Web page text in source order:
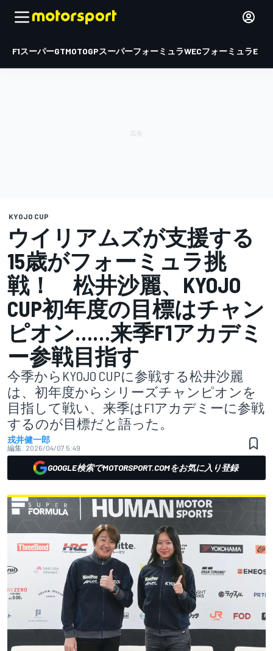
F1スーパーGTMOTOGPスーパーフォーミュラWECフォーミュラE
KYOJO CUP
ウイリアムズが支援する
15歳がフォーミュラ挑
戦！ 松井沙麗、KYOJO
CUP初年度の目標はチャン
ピオン……来季F1アカデミ
ー参戦目指す
今季からKYOJO CUPに参戦する松井沙麗
は、初年度からシリーズチャンピオンを
目指して戦い、来季はF1アカデミーに参戦
するのが目標だと語った。
戎井健一郎
編集: 2026/04/07 5:49
GOOGLE検索でMOTORSPORT.COMをお気に入り登録